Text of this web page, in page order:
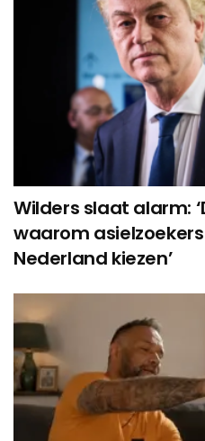
Wilders slaat alarm:
waarom
Nederland kiezen’